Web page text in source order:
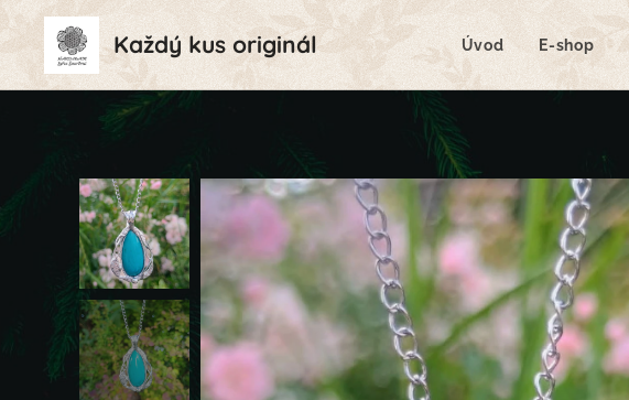
Každý kus originál Úvod E-shop